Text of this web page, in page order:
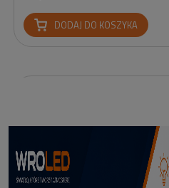
DODAJ DO KOSZYKA